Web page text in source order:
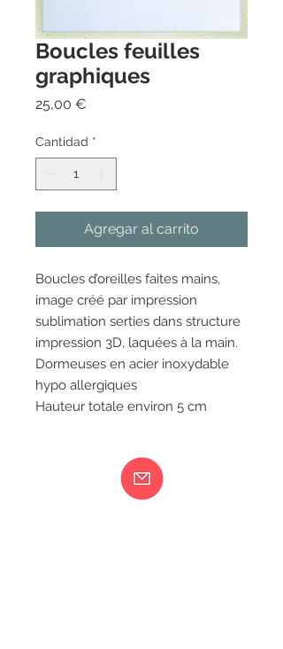
Boucles feuilles
graphiques
25,00 €
Cantidad *
Agregar al carrito
Boucles d’oreilles faites mains,
image créé par impression
sublimation serties dans structure
impression 3D, laquées à la main.
Dormeuses en acier inoxydable
hypo allergiques
Hauteur totale environ 5 cm